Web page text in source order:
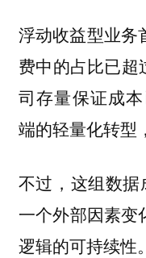
浮动收益型业务
费中的占比已超
司存量保证成
端的轻量化转型
不过，这组数据
一个外部因素变
逻辑的可持续性。